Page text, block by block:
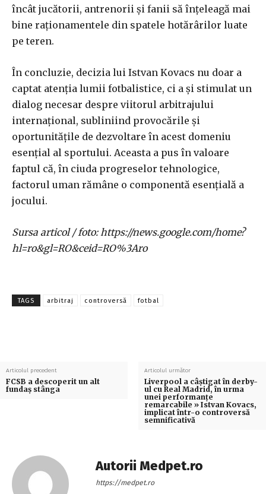
încât jucătorii, antrenorii și fanii să înțeleagă mai
bine raționamentele din spatele hotărârilor luate
pe teren.
În concluzie, decizia lui Istvan Kovacs nu doar a
captat atenția lumii fotbalistice, ci a și stimulat un
dialog necesar despre viitorul arbitrajului
internațional, subliniind provocările și
oportunitățile de dezvoltare în acest domeniu
esențial al sportului. Aceasta a pus în valoare
faptul că, în ciuda progreselor tehnologice,
factorul uman rămâne o componentă esențială a
jocului.
Sursa articol / foto: https://news.google.com/home?
hl=ro&gl=RO&ceid=RO%3Aro
TAGS arbitraj controversă fotbal
Articolul precedent
FCSB a descoperit un alt
fundaș stânga
Articolul următor
Liverpool a câștigat în derby-
ul cu Real Madrid, în urma
unei performanțe
remarcabile » Istvan Kovacs,
implicat într-o controversă
semnificativă
Autorii Medpet.ro
https://medpet.ro